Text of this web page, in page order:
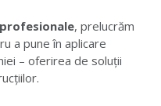
, prelucrăm
a pune în aplicare
– oferirea de soluții